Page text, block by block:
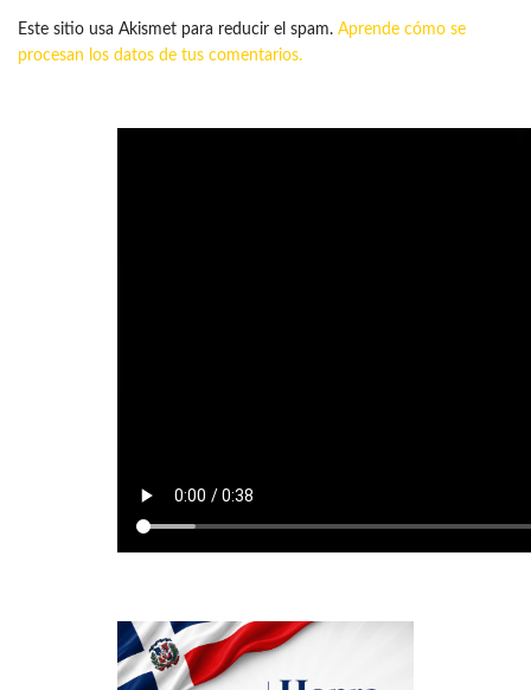
Este sitio usa Akismet para reducir el spam. Aprende cómo se
procesan los datos de tus comentarios.